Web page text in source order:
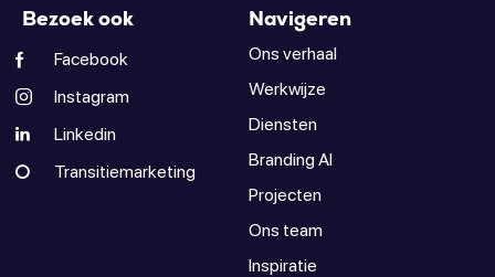
Bezoek ook
Facebook
Instagram
Linkedin
Transitiemarketing
Navigeren
Ons verhaal
Werkwijze
Diensten
Branding AI
Projecten
Ons team
Inspiratie